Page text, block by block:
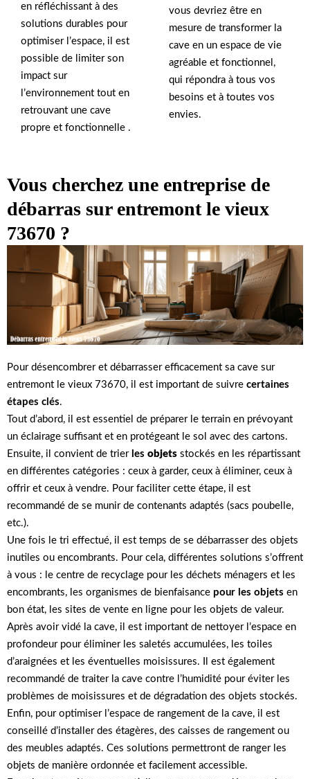
en réfléchissant à des
solutions durables pour
optimiser l’espace, il est
possible de limiter son
impact sur
l’environnement tout en
retrouvant une cave
propre et fonctionnelle .
vous devriez être en
mesure de transformer la
cave en un espace de vie
agréable et fonctionnel,
qui répondra à tous vos
besoins et à toutes vos
envies.
Vous cherchez une entreprise de
débarras sur entremont le vieux
73670 ?
Pour désencombrer et débarrasser efficacement sa cave sur
entremont le vieux 73670, il est important de suivre certaines
étapes clés.
Tout d’abord, il est essentiel de préparer le terrain en prévoyant
un éclairage suffisant et en protégeant le sol avec des cartons.
Ensuite, il convient de trier les objets stockés en les répartissant
en différentes catégories : ceux à garder, ceux à éliminer, ceux à
offrir et ceux à vendre. Pour faciliter cette étape, il est
recommandé de se munir de contenants adaptés (sacs poubelle,
etc.).
Une fois le tri effectué, il est temps de se débarrasser des objets
inutiles ou encombrants. Pour cela, différentes solutions s’offrent
à vous : le centre de recyclage pour les déchets ménagers et les
encombrants, les organismes de bienfaisance pour les objets en
bon état, les sites de vente en ligne pour les objets de valeur.
Après avoir vidé la cave, il est important de nettoyer l’espace en
profondeur pour éliminer les saletés accumulées, les toiles
d’araignées et les éventuelles moisissures. Il est également
recommandé de traiter la cave contre l’humidité pour éviter les
problèmes de moisissures et de dégradation des objets stockés.
Enfin, pour optimiser l’espace de rangement de la cave, il est
conseillé d’installer des étagères, des caisses de rangement ou
des meubles adaptés. Ces solutions permettront de ranger les
objets de manière ordonnée et facilement accessible.